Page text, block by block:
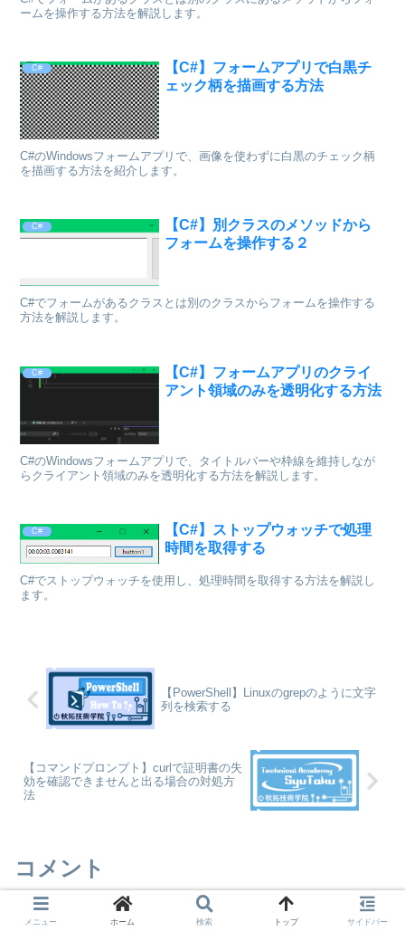
ームを操作する方法を解説します。
C#
【C#】フォームアプリで白黒チ
ェック柄を描画する方法
C#のWindowsフォームアプリで、画像を使わずに白黒のチェック柄
を描画する方法を紹介します。
C#
【C#】別クラスのメソッドから
フォームを操作する２
C#でフォームがあるクラスとは別のクラスからフォームを操作する
方法を解説します。
C#
【C#】フォームアプリのクライ
アント領域のみを透明化する方法
C#のWindowsフォームアプリで、タイトルバーや枠線を維持しなが
らクライアント領域のみを透明化する方法を解説します。
C#
【C#】ストップウォッチで処理
時間を取得する
C#でストップウォッチを使用し、処理時間を取得する方法を解説し
ます。
【PowerShell】Linuxのgrepのように文字
列を検索する
【コマンドプロンプト】curlで証明書の失
効を確認できませんと出る場合の対処方
法
コメント
メニュー ホーム 検索 トップ サイドバー